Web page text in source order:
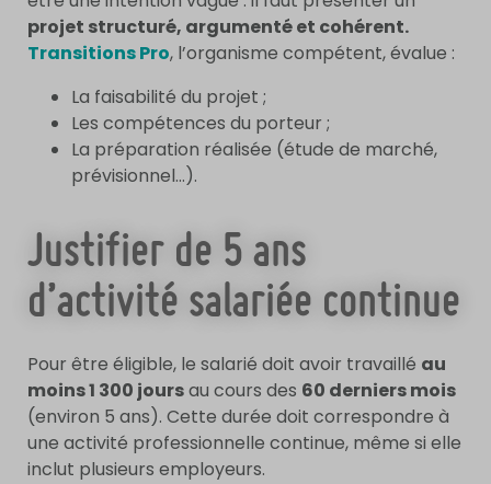
projet structuré, argumenté et cohérent.
Transitions Pro, l’organisme compétent, évalue :
La faisabilité du projet ;
Les compétences du porteur ;
La préparation réalisée (étude de marché,
prévisionnel…).
Justifier de 5 ans
d’activité salariée continue
Pour être éligible, le salarié doit avoir travaillé au
moins 1 300 joursau cours des 60 derniers mois
(environ 5 ans). Cette durée doit correspondre à
une activité professionnelle continue, même si elle
inclut plusieurs employeurs.